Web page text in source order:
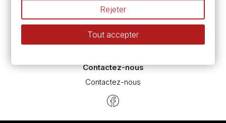
L’aquarelle en tubes ou en godets ?
Le vocabulaire technique de l’aquarelle
Différence entre peinture Fine et Extra-fine
Préparer une toile pour peinture à l'huile et acrylique
Contactez-nous
Contactez-nous
Rejeter
Tout accepter